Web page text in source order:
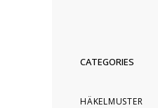
CATEGORIES
HÄKELMUSTER